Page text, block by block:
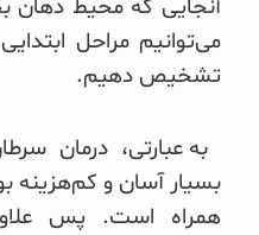
آنجایی که محیط دهان
می‌توانیم مراحل
تشخیص دهیم.
به عبارتی، درمان
بسیار آسان و کم‌هزینه
همراه است. پس